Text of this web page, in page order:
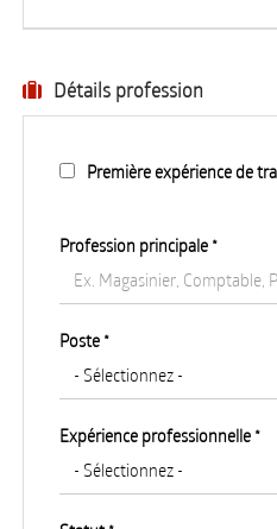
Détails profession
Première expérience de
Profession principale *
Poste *
Expérience professionnelle *